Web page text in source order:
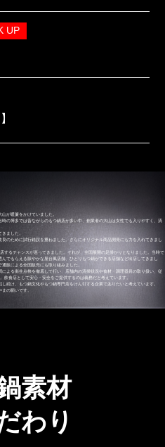
UP
が暖簾をかけていました。
の博多では昔ながらのもつ鍋店が多い中、創業者の大山は女性でも入りやすく、清
ました。
のために試行錯誤を重ねました。さらにオリジナル商品開発にも力を入れてきまし
するチャンスが巡ってきました。それが、全国展開の足掛かりとなりました。当時で
でもらえる賑やかな屋台風店舗、ひとりもつ鍋ができる店舗など出店してきまし
販による全国販売にも取り組みました。
よる衛生点検を徹底して行い、店舗内の清掃状況や食材・調理器具の取り扱い、従
食店として安心・安全をご提供するのは義務だと考えています。
続け、もつ鍋文化やもつ鍋専門店をけん引する企業でありたいと考えています。
の願いです。
素材
わり